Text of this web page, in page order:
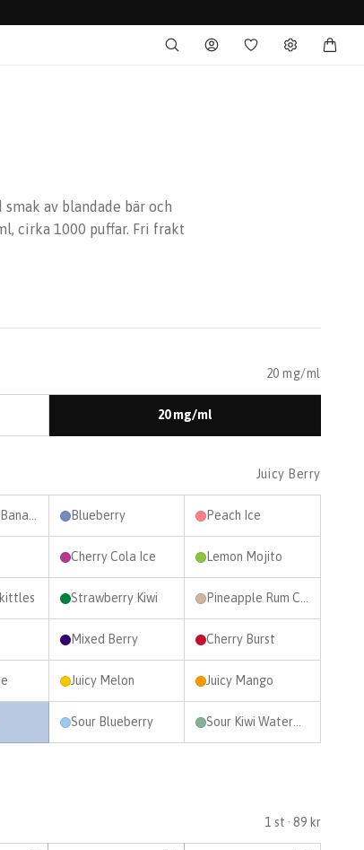
av blandade bär och
cirka 1000 puffar. Fri frakt
20 mg/ml
20 mg/ml
Juicy Berry
Blueberry Peach Ice
Cherry Cola Ice Lemon Mojito
Strawberry Kiwi
Mixed Berry Cherry Burst
Juicy Melon Juicy Mango
Sour Blueberry
1 st · 89 kr